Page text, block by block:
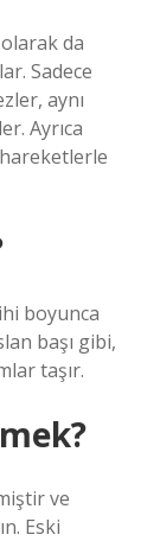
da
Sadece
aynı
Ayrıca
boyunca
başı gibi,
taşır.
ve
Eski